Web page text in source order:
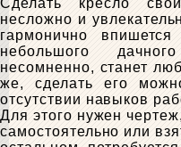
несложно и
гармонично
небольшого
несомненно, станет
же, сделать его
отсутствии навыков
Для этого нужен
самостоятельно или